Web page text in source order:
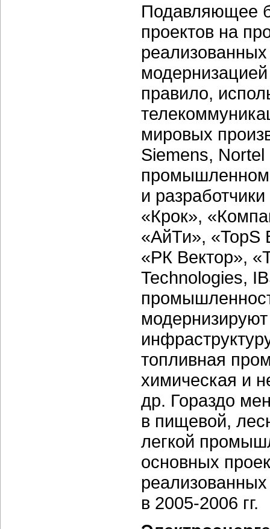
Подавляющее
проектов на
правило,
мировых
Siemens,
промышленном
и
«Крок»,
«АйТи», «TopS
«РК Вектор»,
Technologies,
топливная
химическая и
др. Гораздо
в пищевой,
легкой
основных
в 2005-2006 гг.